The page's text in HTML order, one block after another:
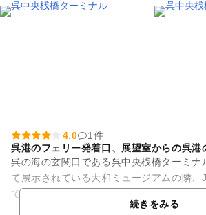
4.0
1件
呉港のフェリー発着口、展望室からの呉港
呉の海の玄関口である呉中央桟橋ターミナ
て展示されている大和ミュージアムの隣、
でアクセスできる立地にあります。青銅色
ームやれんが調の外壁が雰...続きをみる